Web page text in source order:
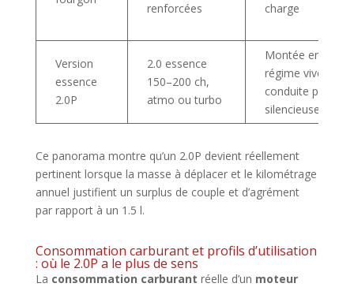
renforcées charge
Version
essence
2.0P
2.0 essence
150–200 ch,
atmo ou turbo
Montée en
régime vive,
conduite plus
silencieuse
Ce panorama montre qu’un 2.0P devient réellement
pertinent lorsque la masse à déplacer et le kilométrage
annuel justifient un surplus de couple et d’agrément
par rapport à un 1.5 l.
Consommation carburant et profils d’utilisation
: où le 2.0P a le plus de sens
La consommation carburant réelle d’un moteur